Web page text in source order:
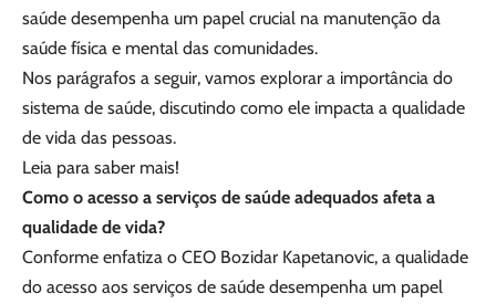
saúde desempenha um papel crucial na manutenção da
saúde física e mental das comunidades.
Nos parágrafos a seguir, vamos explorar a importância do
sistema de saúde, discutindo como ele impacta a qualidade
de vida das pessoas.
Leia para saber mais!
Como o acesso a serviços de saúde adequados afeta a
qualidade de vida?
Conforme enfatiza o CEO Bozidar Kapetanovic, a qualidade
do acesso aos serviços de saúde desempenha um papel